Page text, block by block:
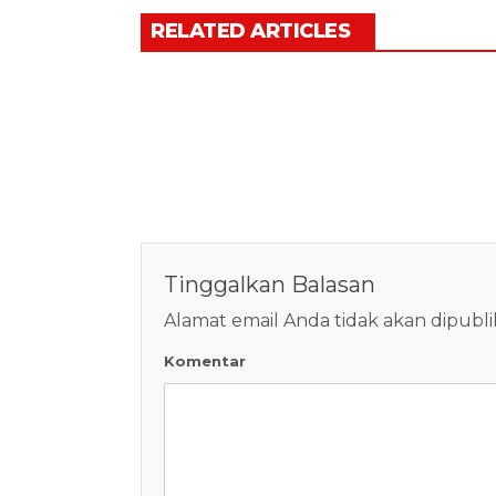
RELATED ARTICLES
Tinggalkan Balasan
Alamat email Anda tidak akan
Komentar